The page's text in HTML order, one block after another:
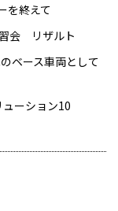
終えて
会 リザルト
ベース車両として
ーション10